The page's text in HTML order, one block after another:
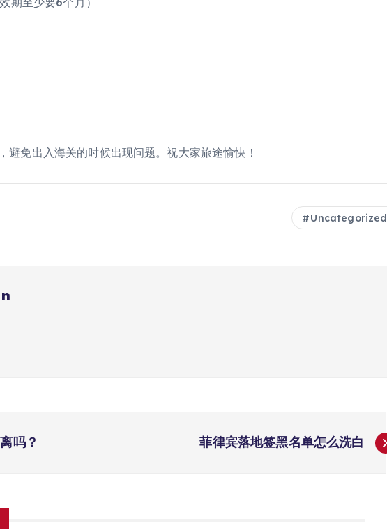
避免出入海关的时候出现问题。祝大家旅途愉快！
Uncategorized
吗？ 菲律宾落地签黑名单怎么洗白